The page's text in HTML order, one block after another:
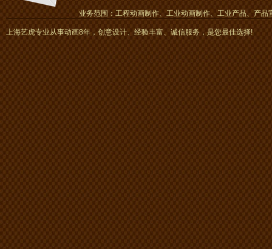
业务范围：工程动画制作、工业动画制作、工业产品、产
画、mg动画
上海艺虎专业从事动画8年，创意设计、经验丰富、诚信服务，是您最佳选择!